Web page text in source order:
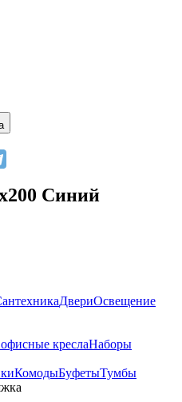
Синий
ДвериОсвещение
креслаНаборы
КомодыБуфетыТумбы